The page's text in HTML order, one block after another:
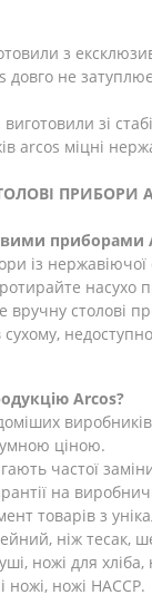
з
довго не
зі
arcos міцні
ПРИБОРИ
приборами
із нержавіючої
вручну столові
Arcos?
виробників
ціною.
частої
на
товарів з
ніж тесак,
ножі для
ножі, ножі HACCP.